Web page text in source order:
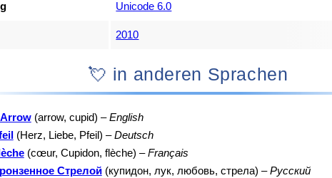
Unicode 6.0
2010
💘 in anderen Sprachen
(arrow, cupid) –English
(Herz, Liebe, Pfeil) –Deutsch
(cœur, Cupidon, flèche) –Français
Стрелой(купидон, лук, любовь, стрела) –Русский